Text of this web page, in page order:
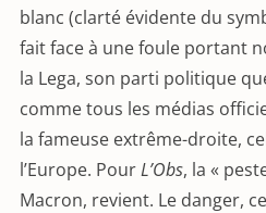
blanc (clarté évidente du
fait face à une foule portant
la Lega, son parti politique
comme tous les médias
la fameuse extrême-droite,
l’Europe. PourL’Obs, la «
Macron, revient. Le danger,